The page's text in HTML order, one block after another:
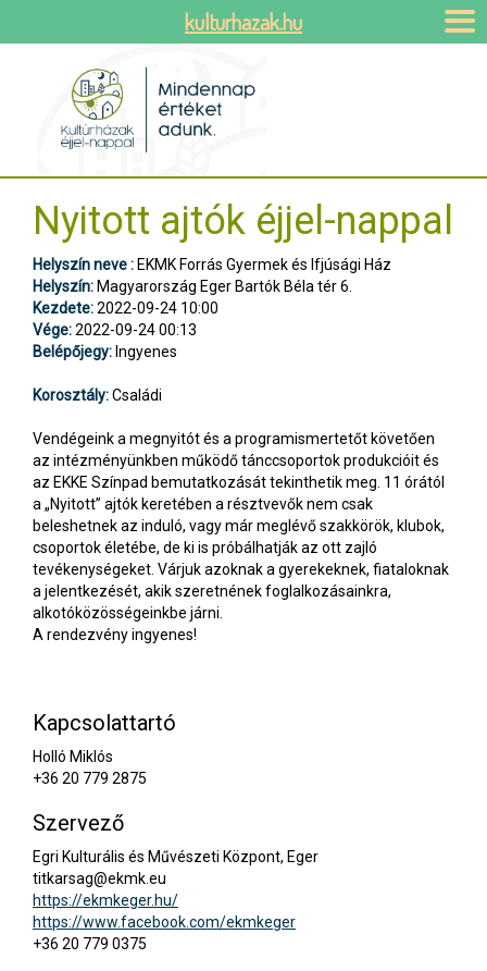
Nyitott ajtók éjjel-nappal
Helyszín neve : EKMK Forrás Gyermek és Ifjúsági Ház
Helyszín: Magyarország Eger Bartók Béla tér 6.
Kezdete:2022-09-24 10:00
Vége:2022-09-24 00:13
Belépőjegy: Ingyenes
Korosztály:Családi
Vendégeink a megnyitót és a programismertetőt követően
az intézményünkben működő tánccsoportok produkcióit és
az EKKE Színpad bemutatkozását tekinthetik meg. 11 órától
a „Nyitott” ajtók keretében a résztvevők nem csak
beleshetnek az induló, vagy már meglévő szakkörök, klubok,
csoportok életébe, de ki is próbálhatják az ott zajló
tevékenységeket. Várjuk azoknak a gyerekeknek, fiataloknak
a jelentkezését, akik szeretnének foglalkozásainkra,
alkotóközösségeinkbe járni.
A rendezvény ingyenes!
Kapcsolattartó
Holló Miklós
+36 20 779 2875
Szervező
Egri Kulturális és Művészeti Központ, Eger
titkarsag@ekmk.eu
https://ekmkeger.hu/
https://www.facebook.com/ekmkeger
+36 20 779 0375
kulturhazak.hu